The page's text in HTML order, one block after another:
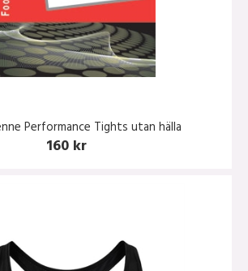
Performance Tights utan hälla
160 kr